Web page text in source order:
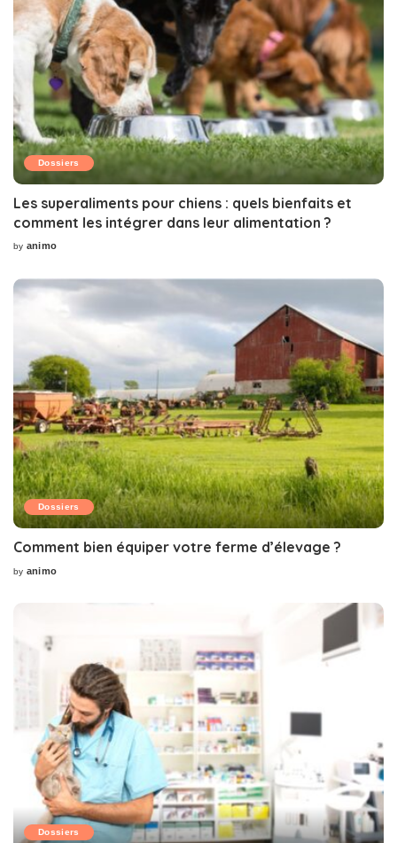
Dossiers
Les superaliments pour chiens : quels bienfaits et
comment les intégrer dans leur alimentation ?
Posted
by animo
Dossiers
Comment bien équiper votre ferme d’élevage ?
Posted
by animo
Dossiers